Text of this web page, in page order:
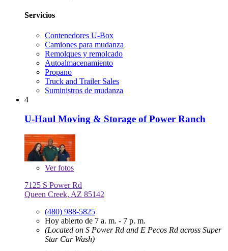
Servicios
Contenedores U-Box
Camiones para mudanza
Remolques y remolcado
Autoalmacenamiento
Propano
Truck and Trailer Sales
Suministros de mudanza
4
U-Haul Moving & Storage of Power Ranch
Verfotos
7125 S Power Rd
Queen Creek, AZ 85142
(480) 988-5825
Hoy abierto de 7 a. m. - 7 p. m.
(Located on S Power Rd and E Pecos Rd across Super
Star Car Wash)